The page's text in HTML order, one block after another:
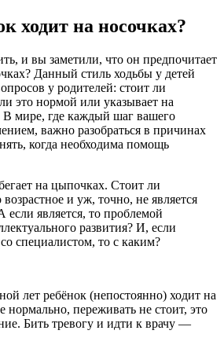
ходит на носочках?
и вы заметили, что он предпочитает
Данный стиль ходьбы у детей
у родителей: стоит ли
это нормой или указывает на
В мире, где каждый шаг вашего
важно разобраться в причинах
когда необходима помощь
на цыпочках. Стоит ли
и уж, точно, не является
если является, то проблемой
развития? И, если
специалистом, то с каким?
лет ребёнок (непостоянно) ходит на
переживать не стоит, это
Бить тревогу и идти к врачу —